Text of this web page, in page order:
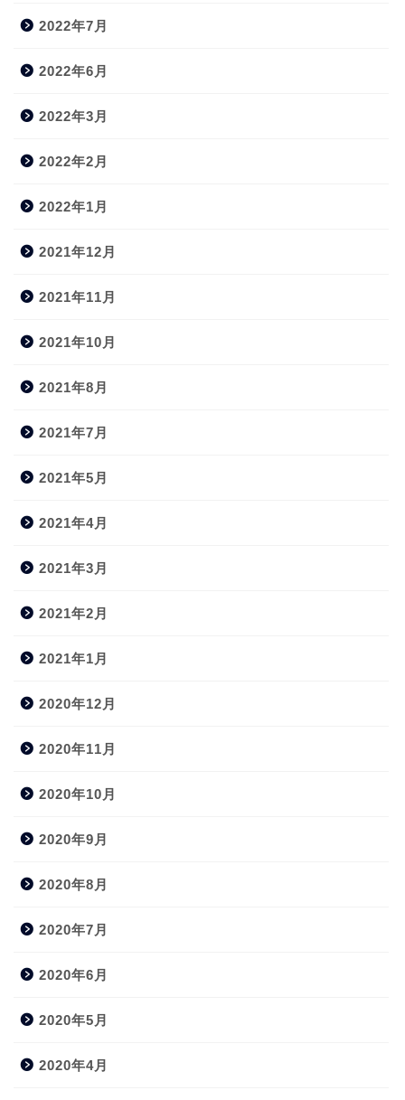
2022年7月
2022年6月
2022年3月
2022年2月
2022年1月
2021年12月
2021年11月
2021年10月
2021年8月
2021年7月
2021年5月
2021年4月
2021年3月
2021年2月
2021年1月
2020年12月
2020年11月
2020年10月
2020年9月
2020年8月
2020年7月
2020年6月
2020年5月
2020年4月